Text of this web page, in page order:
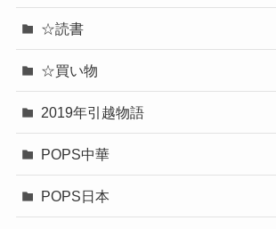
☆読書
☆買い物
2019年引越物語
POPS中華
POPS日本